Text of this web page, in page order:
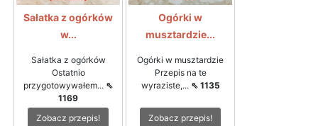
Sałatka z ogórków
w...
Sałatka z ogórków
Ostatnio
przygotowywałem... ⇖
1169
Zobacz przepis!
Ogórki w
musztardzie...
Ogórki w musztardzie
Przepis na te
wyraziste,... ⇖ 1135
Zobacz przepis!